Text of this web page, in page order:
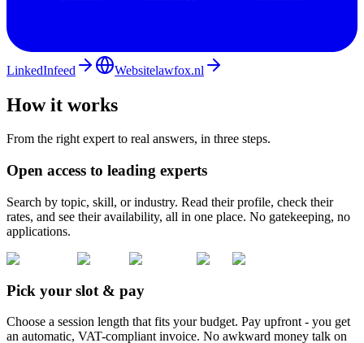
tijdslot dat bij je uitdaging past.
LinkedInfeed Websitelawfox.nl
How it works
From the right expert to real answers, in three steps.
Open access to leading experts
Search by topic, skill, or industry. Read their profile, check their
rates, and see their availability, all in one place. No gatekeeping, no
applications.
Pick your slot & pay
Choose a session length that fits your budget. Pay upfront - you get
an automatic, VAT-compliant invoice. No awkward money talk on